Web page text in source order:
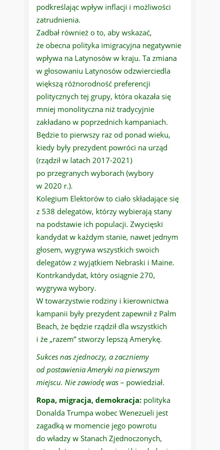
podkreślając wpływ inflacji i możliwości
zatrudnienia.
Zadbał również o to, aby wskazać,
że obecna polityka imigracyjna negatywnie
wpływa na Latynosów w kraju. Ta zmiana
w głosowaniu Latynosów odzwierciedla
większą różnorodność preferencji
politycznych tej grupy, która okazała się
mniej monolityczna niż tradycyjnie
zakładano w poprzednich kampaniach.
Będzie to pierwszy raz od ponad wieku,
kiedy były prezydent powróci na urząd
(rządził w latach 2017-2021)
po przegranych wyborach (wybory
w 2020 r.).
Kolegium Elektorów to ciało składające się
z 538 delegatów, którzy wybierają stany
na podstawie ich populacji. Zwycięski
kandydat w każdym stanie, nawet jednym
głosem, wygrywa wszystkich swoich
delegatów z wyjątkiem Nebraski i Maine.
Kontrkandydat, który osiągnie 270,
wygrywa wybory.
W towarzystwie rodziny i kierownictwa
kampanii były prezydent zapewnił z Palm
Beach, że będzie rządził dla wszystkich
i że „razem” stworzy lepszą Amerykę.
Sukces nas zjednoczy, a zaczniemy
od postawienia Ameryki na pierwszym
miejscu. Nie zawiodę was – powiedział.
Ropa, migracja, demokracja: polityka
Donalda Trumpa wobec Wenezueli jest
zagadką w momencie jego powrotu
do władzy w Stanach Zjednoczonych,